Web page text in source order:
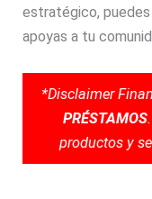
estratégico,
apoyas a tu
*Disclaimer
PRÉSTAMOS
productos y